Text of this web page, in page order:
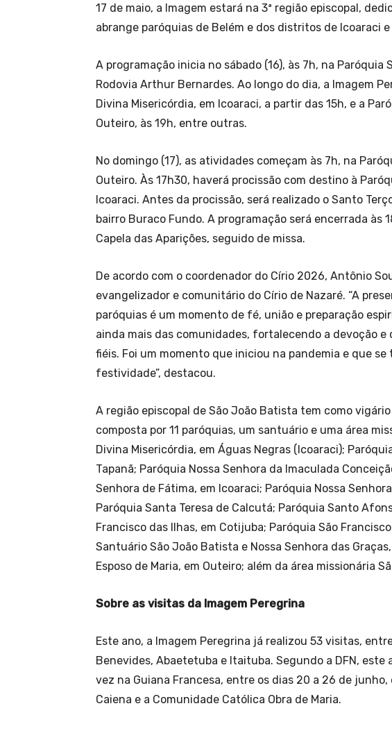
17 de maio, a Imagem estará na 3ª região episcopal,
abrange paróquias de Belém e dos distritos de Icoaraci
A programação inicia no sábado (16), às 7h, na Paróquia
Rodovia Arthur Bernardes. Ao longo do dia, a Imagem
Divina Misericórdia, em Icoaraci, a partir das 15h, e a
Outeiro, às 19h, entre outras.
No domingo (17), as atividades começam às 7h, na
Outeiro. Às 17h30, haverá procissão com destino à
Icoaraci. Antes da procissão, será realizado o Santo
bairro Buraco Fundo. A programação será encerrada às
Capela das Aparições, seguido de missa.
De acordo com o coordenador do Círio 2026, Antônio
evangelizador e comunitário do Círio de Nazaré. “A
paróquias é um momento de fé, união e preparação
ainda mais das comunidades, fortalecendo a devoção
fiéis. Foi um momento que iniciou na pandemia e que
festividade”, destacou.
A região episcopal de São João Batista tem como
composta por 11 paróquias, um santuário e uma área
Divina Misericórdia, em Águas Negras (Icoaraci);
Tapanã; Paróquia Nossa Senhora da Imaculada
Senhora de Fátima, em Icoaraci; Paróquia Nossa
Paróquia Santa Teresa de Calcutá; Paróquia Santo
Francisco das Ilhas, em Cotijuba; Paróquia São
Santuário São João Batista e Nossa Senhora das
Esposo de Maria, em Outeiro; além da área missionária
Sobre as visitas da Imagem Peregrina
Este ano, a Imagem Peregrina já realizou 53 visitas,
Benevides, Abaetetuba e Itaituba. Segundo a DFN, este
vez na Guiana Francesa, entre os dias 20 a 26 de junho,
Caiena e a Comunidade Católica Obra de Maria.